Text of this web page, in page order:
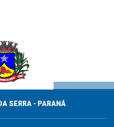
SERRA - PARANÁ